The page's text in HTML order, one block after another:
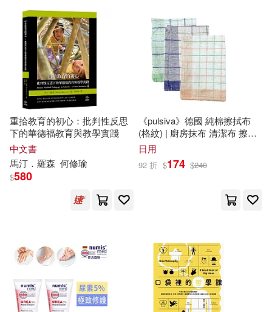
本書編委會(2) 朱家安(2)
朱志榮(2)
朱立安‧巴吉尼(2)
朵思．伊斯頓(2) 李哲罕(2)
李遼寧，郭紹均（主編）(2)
林大為(2) 林山田著(2)
經濟科學出版社(6)
西安電子科技大學出版社(6)
青島出版社(6) ECM(5)
Naxos(5) 上海教育出版社(5)
中國財政經濟出版社(5)
中國農業出版社(5)
重拾教育的初心：批判性反思
下的華德福教育與教學實踐
中文書
馬汀．羅森 何修瑜
$580
《pulsiva》德國 純棉擦拭布
(格紋) | 廚房抹布 清潔布 擦拭
布
日用
92 折 $174 $240